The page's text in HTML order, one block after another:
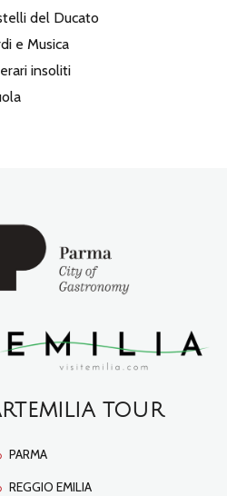
del Ducato
e Musica
insoliti
TOUR
PARMA
REGGIO EMILIA